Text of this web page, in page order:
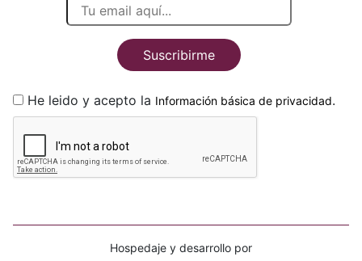
Suscribirme
He leido y acepto la Información básica de privacidad.
Hospedaje y desarrollo por